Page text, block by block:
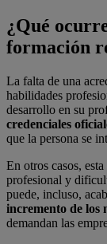
¿Qué
formación
La falta de una
habilidades
desarrollo en su
credenciales
que la persona se
En otros casos,
profesional y
puede, incluso,
incremento de los
demandan las